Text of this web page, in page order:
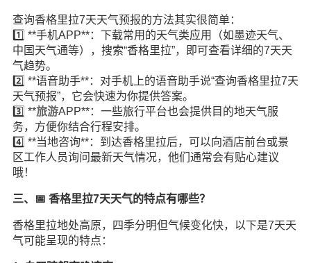
查询香格里拉7天天气预报的方法其实很简单：
1️⃣ **手机APP**：下载常用的天气类应用（如墨迹天气、
中国天气通等），搜索“香格里拉”，即可查看详细的7天天
气趋势。
2️⃣ **语音助手**：对手机上的语音助手说“查询香格里拉7天
天气预报”，它会快速为你提供答案。
3️⃣ **旅游APP**：一些旅行平台也会提供目的地天气服
务，方便你结合行程安排。
4️⃣ **当地咨询**：到达香格里拉后，可以向酒店前台或景
区工作人员询问最新天气情况，他们通常会有贴心建议
哦！
三、📅 香格里拉7天天气的特点有哪些？
香格里拉地处高原，四季分明但气候变化快，以下是7天天
气可能呈现的特点：